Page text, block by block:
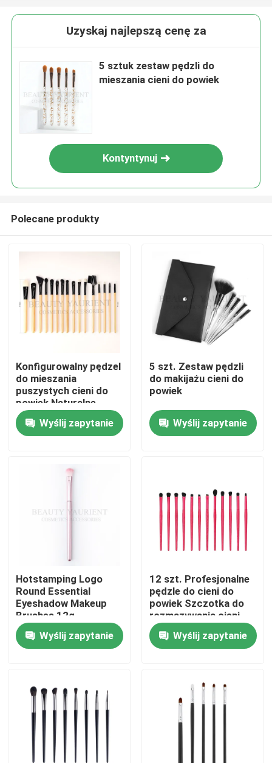
Dom
Kontrola jakości
Skontaktuj się z nami
VR Show
Pędzle do makijażu marki prywatnej
Pędzel do makijażu podkładu
Uzyskaj najlepszą cenę za
5 sztuk zestaw pędzli do
mieszania cieni do powiek
Kontyntynuj
Polecane produkty
Konfigurowalny pędzel
do mieszania
puszystych cieni do
powiek Naturalne
pędzle do makijażu
Wyślij zapytanie
5 szt. Zestaw pędzli
do makijażu cieni do
powiek
Wyślij zapytanie
Hotstamping Logo
Round Essential
Eyeshadow Makeup
Brushes 12g
Wyślij zapytanie
12 szt. Profesjonalne
pędzle do cieni do
powiek Szczotka do
rozmazywania cieni
19,5 cm;
Wyślij zapytanie